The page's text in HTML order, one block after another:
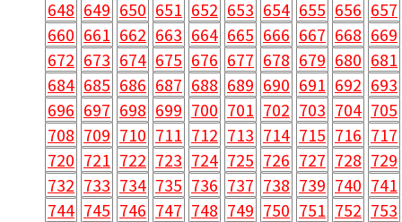
648 649 650 651 652 653 654 655 656 657
660 661 662 663 664 665 666 667 668 669
672 673 674 675 676 677 678 679 680 681
684 685 686 687 688 689 690 691 692 693
696 697 698 699 700 701 702 703 704 705
708 709 710 711 712 713 714 715 716 717
720 721 722 723 724 725 726 727 728 729
732 733 734 735 736 737 738 739 740 741
744 745 746 747 748 749 750 751 752 753